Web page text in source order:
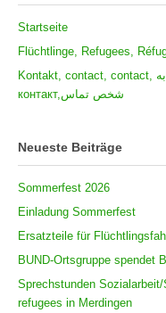
Startseite
Kontakt, contact, contact, الشخص الذي يمكن الاتصال به,
контакт,شخص تماس
Neueste Beiträge
Sommerfest 2026
Einladung Sommerfest
Ersatzteile für
BUND-Ortsgruppe spendet
Sprechstunden
refugees in Merdingen